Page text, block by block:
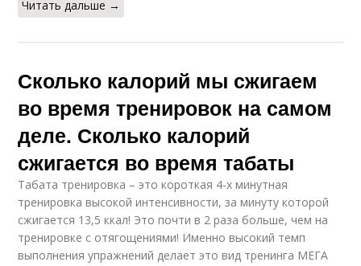
Читать дальше →
Сколько калорий мы сжигаем
во время тренировок на самом
деле. Сколько калорий
сжигается во время табаты
Табата тренировка – это короткая 4-х минутная
тренировка высокой интенсивности, за минуту которой
сжигается 13,5 ккал! Это почти в 2 раза больше, чем на
тренировке с отягощениями! Именно высокий темп
выполнения упражнений делает это вид тренинга МЕГА